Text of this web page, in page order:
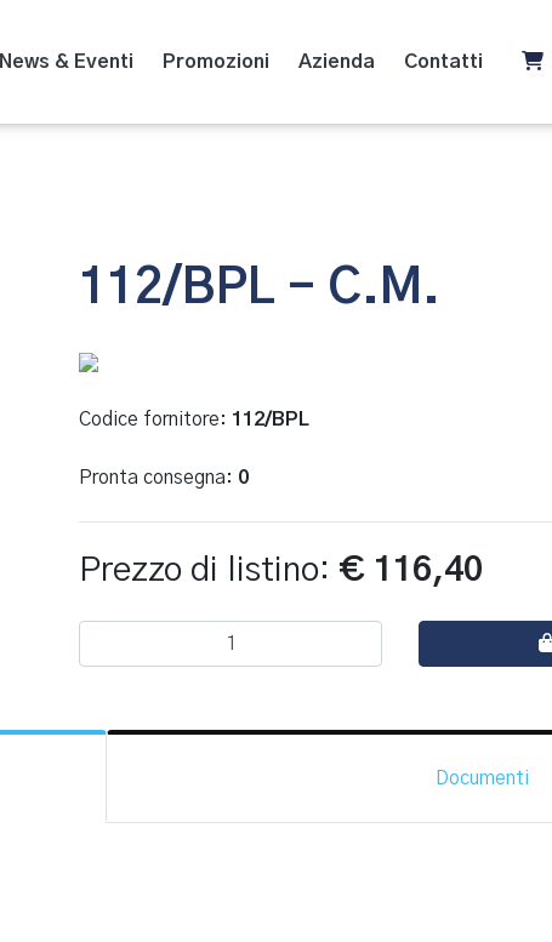
News & Eventi Promozioni Azienda Contatti
112/BPL - C.M.
Codice fornitore: 112/BPL
Pronta consegna: 0
Prezzo di listino: € 116,40
Documenti